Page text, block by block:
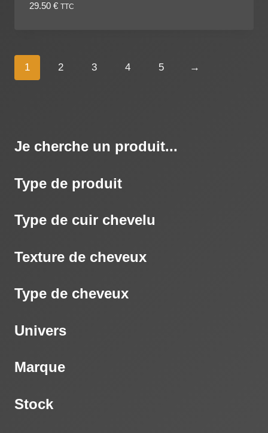
29.50 € TTC
1 2 3 4 5 →
Je cherche un produit...
Type de produit
Type de cuir chevelu
Texture de cheveux
Type de cheveux
Univers
Marque
Stock